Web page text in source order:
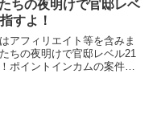
ちの夜明けで官邸レベ
すよ！
アフィリエイト等を含みま
ちの夜明けで官邸レベル21
ポイントインカムの案件。